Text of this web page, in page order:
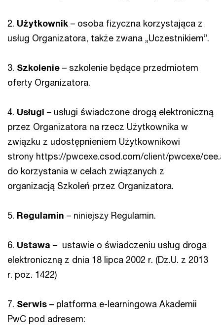
2. Użytkownik – osoba fizyczna korzystająca z
usług Organizatora, także zwana „Uczestnikiem”.
3. Szkolenie – szkolenie będące przedmiotem
oferty Organizatora.
4. Usługi – usługi świadczone drogą elektroniczną
przez Organizatora na rzecz Użytkownika w
związku z udostępnieniem Użytkownikowi
strony https://pwcexe.csod.com/client/pwcexe/
do korzystania w celach związanych z
organizacją Szkoleń przez Organizatora.
5. Regulamin – niniejszy Regulamin.
6. Ustawa – ustawie o świadczeniu usług droga
elektroniczną z dnia 18 lipca 2002 r. (Dz.U. z 2013
r. poz. 1422)
7. Serwis – platforma e-learningowa Akademii
PwC pod adresem: